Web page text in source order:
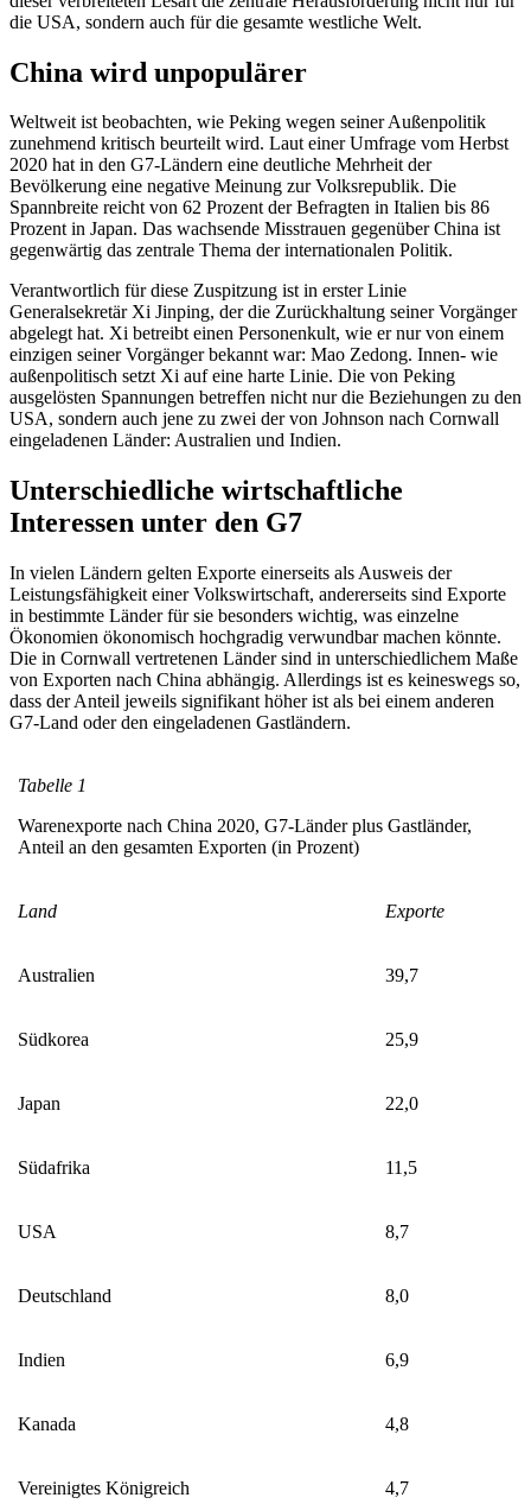
die USA, son­dern auch für die gesamte westliche Welt.
China wird unpopulärer
Weltweit ist beobachten, wie Peking wegen seiner Außenpolitik
zunehmend kritisch beurteilt wird. Laut einer Umfrage vom Herbst
2020 hat in den G7-Ländern eine deutliche Mehrheit der
Bevölkerung eine negative Meinung zur Volksrepublik. Die
Spannbreite reicht von 62 Prozent der Be­fragten in Italien bis 86
Prozent in Japan. Das wachsende Misstrauen gegenüber China ist
gegenwärtig das zentrale Thema der internationalen Politik.
Verantwortlich für diese Zuspitzung ist in erster Linie
Generalsekretär Xi Jinping, der die Zurückhaltung seiner Vorgänger
abgelegt hat. Xi betreibt einen Personenkult, wie er nur von einem
einzigen seiner Vorgänger bekannt war: Mao Zedong. Innen- wie
außenpolitisch setzt Xi auf eine harte Linie. Die von Peking
ausgelösten Spannungen betreffen nicht nur die Bezie­hungen zu den
USA, sondern auch jene zu zwei der von Johnson nach Cornwall
ein­geladenen Länder: Australien und Indien.
Unterschiedliche wirtschaftliche
Interessen unter den G7
In vielen Ländern gelten Exporte einerseits als Ausweis der
Leistungsfähigkeit einer Volkswirtschaft, andererseits sind Exporte
in bestimmte Länder für sie besonders wich­tig, was einzelne
Ökonomien ökonomisch hochgradig verwundbar machen könnte.
Die in Cornwall vertretenen Länder sind in unterschiedlichem Maße
von Exporten nach China abhängig. Allerdings ist es kei­neswegs so,
dass der Anteil jeweils signi­fikant höher ist als bei einem anderen
G7-Land oder den eingeladenen Gastländern.
Tabelle 1
Warenexporte nach China 2020, G7‑Länder plus Gastländer,
Anteil an den gesamten Exporten (in Prozent)
Land Exporte
Australien 39,7
Südkorea 25,9
Japan 22,0
Südafrika 11,5
USA 8,7
Deutschland 8,0
Indien 6,9
Kanada 4,8
Vereinigtes Königreich 4,7